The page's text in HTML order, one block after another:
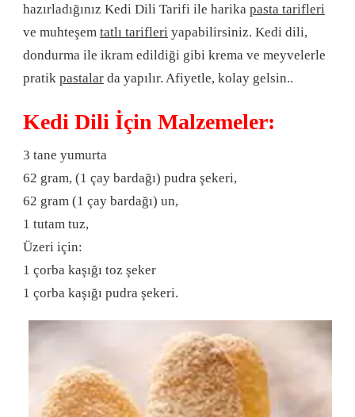
hazırladığınız Kedi Dili Tarifi ile harika pasta tarifleri
ve muhteşem tatlı tarifleri yapabilirsiniz. Kedi dili,
dondurma ile ikram edildiği gibi krema ve meyvelerle
pratik pastalar da yapılır. Afiyetle, kolay gelsin..
Kedi Dili İçin Malzemeler:
3 tane yumurta
62 gram, (1 çay bardağı) pudra şekeri,
62 gram (1 çay bardağı) un,
1 tutam tuz,
Üzeri için:
1 çorba kaşığı toz şeker
1 çorba kaşığı pudra şekeri.